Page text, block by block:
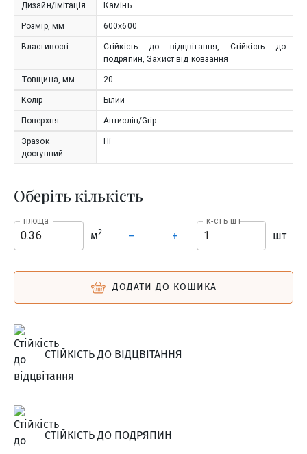
Дизайн/імітація Камінь
Розмір, мм 600x600
Властивості
Стійкість до відцвітання, Стійкість до
подряпин, Захист від ковзання
Товщина, мм 20
Колір Білий
Поверхня Антисліп/Grip
Зразок
доступний
Ні
Оберіть кількість
площа
м2 – +
к-сть шт
шт
ДОДАТИ ДО КОШИКА
СТІЙКІСТЬ ДО ВІДЦВІТАННЯ
СТІЙКІСТЬ ДО ПОДРЯПИН